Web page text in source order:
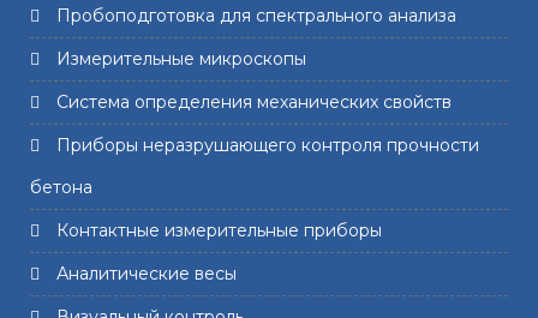
Пробоподготовка для спектрального анализа
Измерительные микроскопы
Система определения механических свойств
Приборы неразрушающего контроля прочности
бетона
Контактные измерительные приборы
Аналитические весы